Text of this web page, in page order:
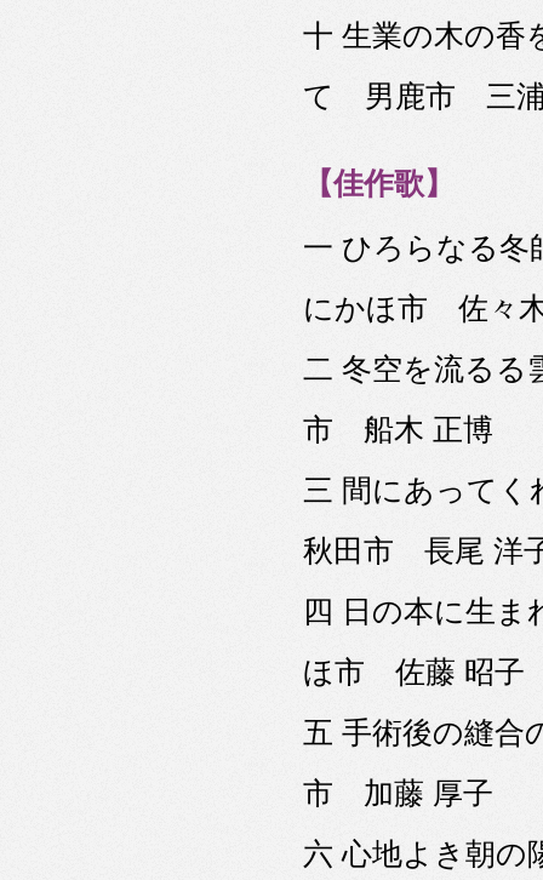
十 生業の木の香
て 男鹿市 三浦
【佳作歌】
一 ひろらなる
にかほ市 佐々
二 冬空を流る
市 船木 正博
三 間にあって
秋田市 長尾 洋
四 日の本に生
ほ市 佐藤 昭子
五 手術後の縫
市 加藤 厚子
六 心地よき朝